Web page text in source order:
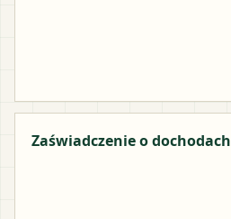
Zaświadczenie o dochodach